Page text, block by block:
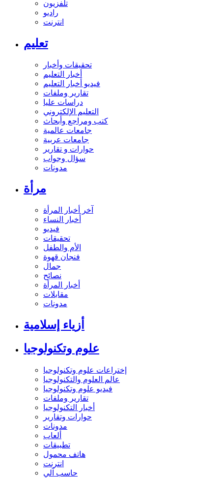
تلفزيون
راديو
انترنت
تعليم
تحقيقات وأخبار
أخبار التعليم
فيديو أخبار التعليم
تقارير وملفات
دراسات عليا
التعليم الإلكتروني
كتب ومراجع وأبحاث
جامعات عالمية
جامعات عربية
حوارات و تقارير
سؤال وجواب
مدونات
مرأة
آخر أخبار المرأة
أخبار النساء
فيديو
تحقيقات
الأم والطفل
فنجان قهوة
جمال
نصائح
أخبار المرأة
مقابلات
مدونات
أزياء إسلامية
علوم وتكنولوجيا
إختراعات علوم وتكنولوجيا
عالم العلوم والتكنولوجيا
فيديو علوم وتكنولوجيا
تقارير وملفات
أخبار التكنولوجيا
حوارات وتقارير
مدونات
ألعاب
تطبيقات
هاتف محمول
انترنت
حاسب آلي